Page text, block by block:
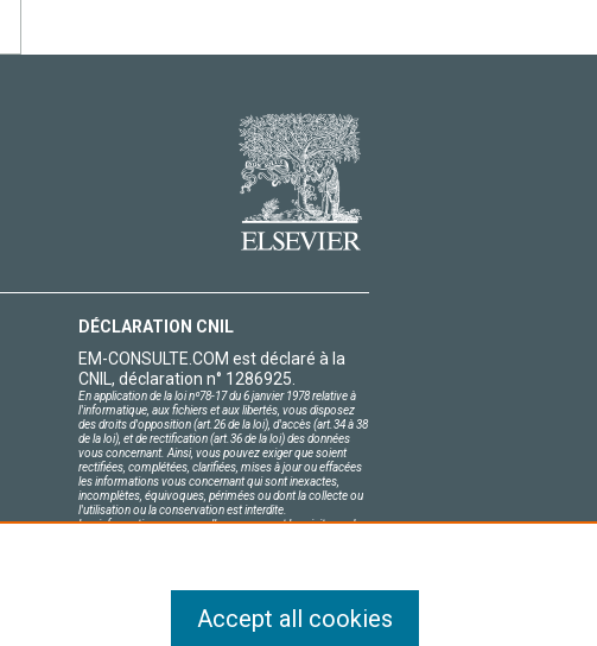
DÉCLARATION CNIL
EM-CONSULTE.COM est déclaré à la
CNIL, déclaration n° 1286925.
En application de la loi nº78-17 du 6 janvier 1978 relative à
l'informatique, aux fichiers et aux libertés, vous disposez
des droits d'opposition (art.26 de la loi), d'accès (art.34 à 38
de la loi), et de rectification (art.36 de la loi) des données
vous concernant. Ainsi, vous pouvez exiger que soient
rectifiées, complétées, clarifiées, mises à jour ou effacées
les informations vous concernant qui sont inexactes,
incomplètes, équivoques, périmées ou dont la collecte ou
l'utilisation ou la conservation est interdite.
Les informations personnelles concernant les visiteurs de
Accept all cookies